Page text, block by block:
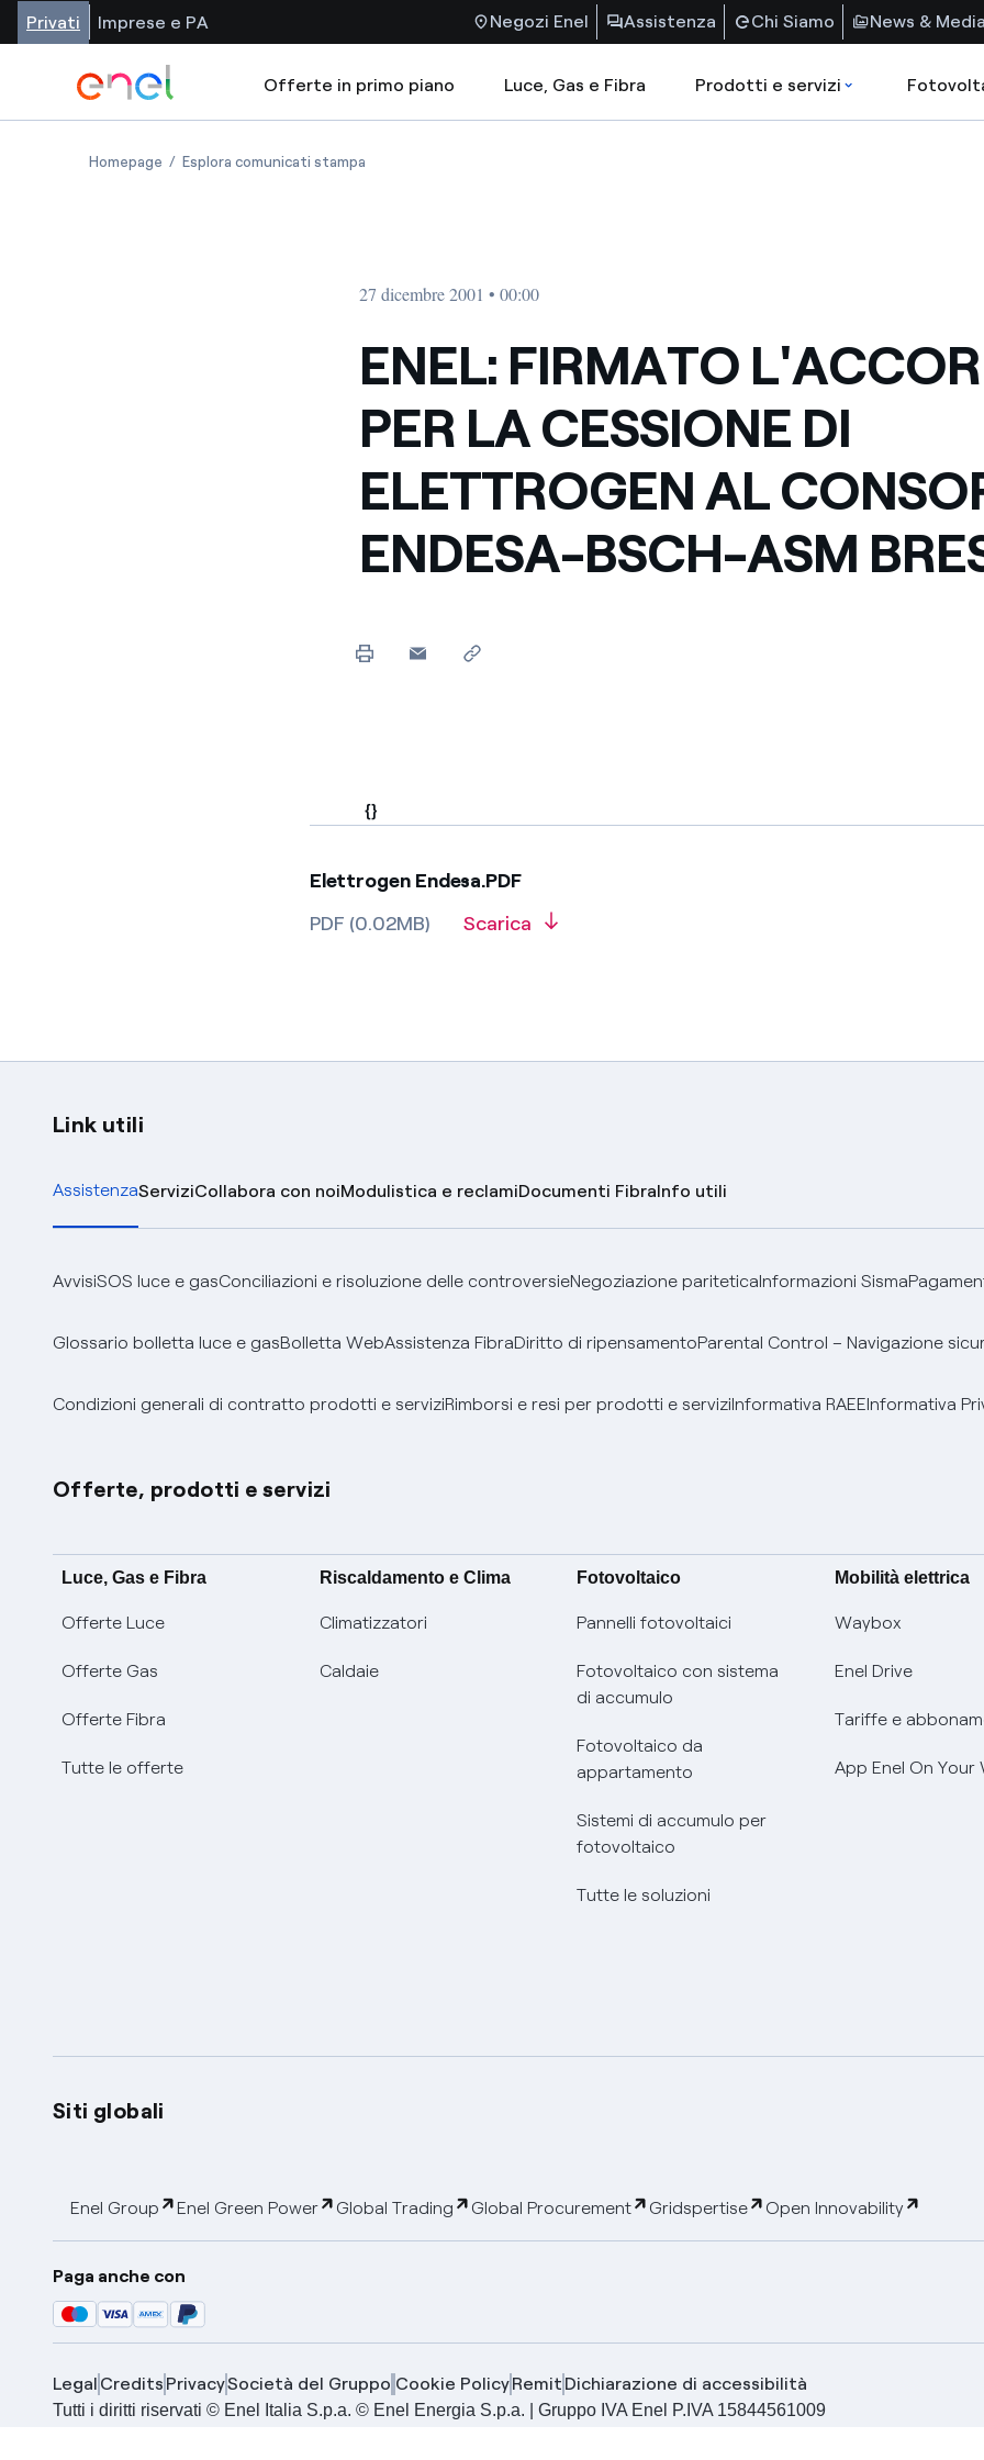
Privati Imprese e PA Negozi Enel Assistenza Chi Siamo News &
Offerte in primo piano Luce, Gas e Fibra Prodotti e servizi
Homepage Esplora comunicati stampa
27 dicembre 2001 • 00:00
ENEL: FIRMATO
PER LA CESSIONE DI
ELETTROGEN AL
ENDESA-BSCH-ASM
{}
Elettrogen Endesa.PDF
PDF (0.02MB)
Scarica
Link utili
AssistenzaServiziCollabora con noiModulistica e reclamiDocumenti FibraInfo utili
AvvisiSOS luce e gasConciliazioni e risoluzione delle controversieNegoziazione pariteticaInformazioni Sisma
Glossario bolletta luce e gasBolletta WebAssistenza FibraDiritto di ripensamentoParental Control – Navigazione
Condizioni generali di contratto prodotti e serviziRimborsi e resi per prodotti e serviziInformativa RAEEInformativa
Offerte, prodotti e servizi
Luce, Gas e Fibra
Offerte Luce
Offerte Gas
Offerte Fibra
Tutte le offerte
Riscaldamento e Clima
Climatizzatori
Caldaie
Fotovoltaico
Pannelli fotovoltaici
Fotovoltaico con sistema
di accumulo
Fotovoltaico da
appartamento
Sistemi di accumulo per
fotovoltaico
Tutte le soluzioni
Mobilità elettrica
Waybox
Enel Drive
Tariffe e
App Enel On Your
Siti globali
Enel Group Enel Green Power Global Trading Global Procurement Gridspertise Open Innovability
Paga anche con
Legal Credits PrivacySocietà del Gruppo Cookie PolicyRemit Dichiarazione di accessibilità
Tutti i diritti riservati © Enel Italia S.p.a. © Enel Energia S.p.a. | Gruppo IVA Enel P.IVA 15844561009